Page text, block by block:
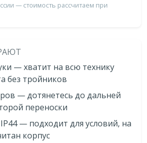
— стоимость рассчитаем при
— хватит на всю технику
без тройников
— дотянетесь до дальней
переноски
— подходит для условий, на
корпус